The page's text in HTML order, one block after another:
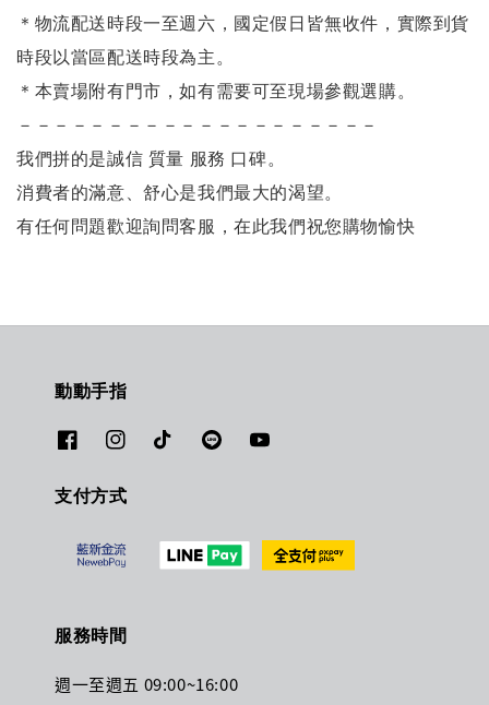
＊物流配送時段一至週六，國定假日皆無收件，實際到貨
時段以當區配送時段為主。
＊本賣場附有門市，如有需要可至現場參觀選購。
－－－－－－－－－－－－－－－－－－－－
我們拼的是誠信 質量 服務 口碑。
消費者的滿意、舒心是我們最大的渴望。
有任何問題歡迎詢問客服，在此我們祝您購物愉快
動動手指
支付方式
服務時間
週一至週五 09:00~16:00